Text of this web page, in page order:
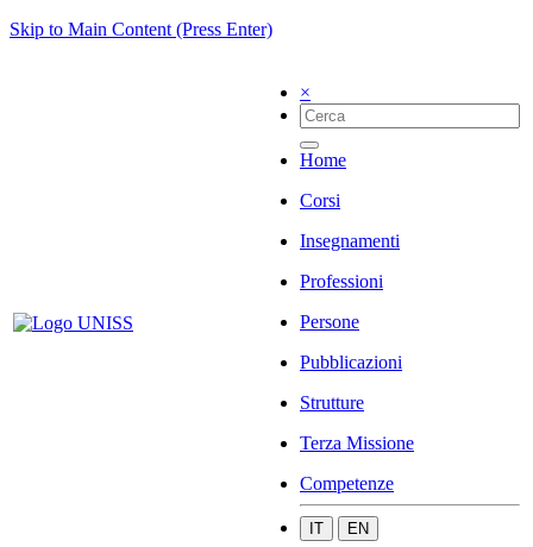
Skip to Main Content (Press Enter)
×
Home
Corsi
Insegnamenti
Professioni
Persone
Pubblicazioni
Strutture
Terza Missione
Competenze
IT EN